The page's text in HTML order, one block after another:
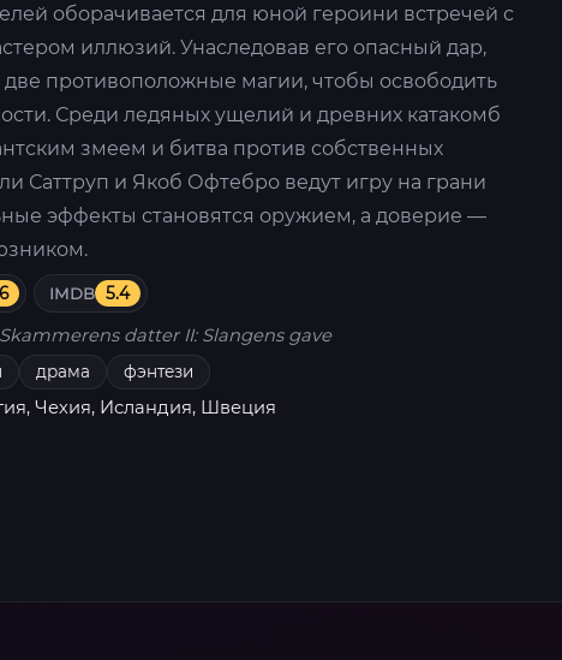
оборачивается для юной героини встречей с
иллюзий. Унаследовав его опасный дар,
противоположные магии, чтобы освободить
Среди ледяных ущелий и древних катакомб
змеем и битва против собственных
Саттруп и Якоб Офтебро ведут игру на грани
эффекты становятся оружием, а доверие —
IMDB 5.4
Skammerens datter II: Slangens gave
драма фэнтези
Чехия, Исландия, Швеция